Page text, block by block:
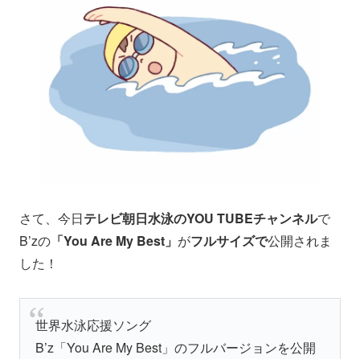
さて、今日テレビ朝日水泳のYOU TUBEチャンネルで
B’zの 「You Are My Best」 がフルサイズで公開されま
した！
世界水泳応援ソング
B’z「You Are My Best」のフルバージョンを公開